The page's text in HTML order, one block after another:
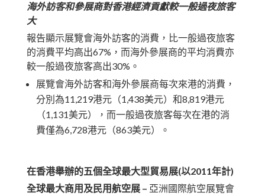
海外訪客和參展商對香港經濟貢獻較一般過夜旅客
大
報告顯示展覽會海外訪客的消費，比一般過夜旅客
的消費平均高出67%，而海外參展商的平均消費亦
較一般過夜旅客高出30%。
展覽會海外訪客和海外參展商每次來港的消費，
分別為11,219港元（1,438美元）和8,819港元
（1,131美元），而一般過夜旅客每次在港的消
費僅為6,728港元（863美元）。
在香港舉辦的五個全球最大型貿易展(以2011年計)
全球最大商用及民用航空展– 亞洲國際航空展覽會